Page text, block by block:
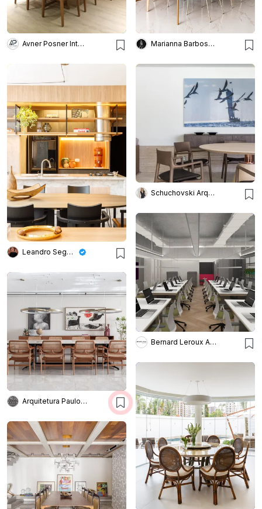
Avner Posner Interiores Marianna Barbosa Arquitetura
Leandro Segala Arquitetura
Schuchovski Arquitetura
Bernard Leroux Arquitetos
Arquitetura Paulo Melo E Paulo